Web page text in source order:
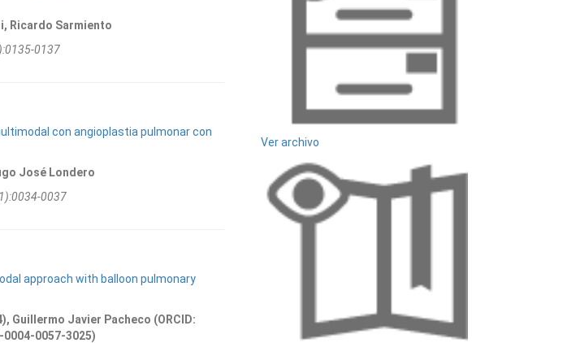
Ricardo Sarmiento
0137
con angioplastia pulmonar con
José Londero
0037
approach with balloon pulmonary
Guillermo Javier Pacheco (ORCID:
0004-0057-3025)
Ver archivo